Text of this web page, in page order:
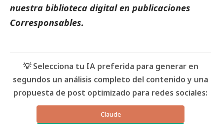
nuestra biblioteca digital en publicaciones
Corresponsables.
💡 Selecciona tu IA preferida para generar en
segundos un análisis completo del contenido y una
propuesta de post optimizado para redes sociales:
Claude